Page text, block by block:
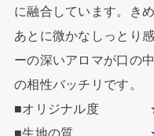
に融合しています。き
あとに微かなしっとり
ーの深いアロマが口の
の相性バッチリです。
■オリジナル度
■生地の質